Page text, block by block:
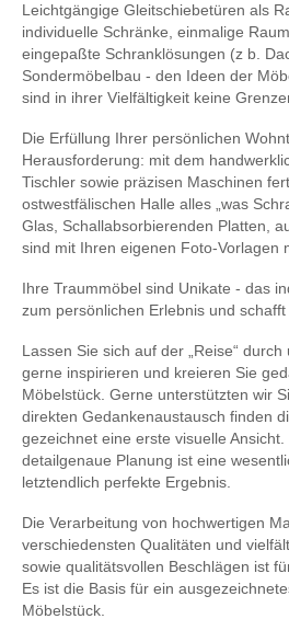
Leichtgängige Gleitschiebetüren als
individuelle Schränke, einmalige
eingepaßte Schranklösungen (z b.
Sondermöbelbau - den Ideen der
sind in ihrer Vielfältigkeit keine
Die Erfüllung Ihrer persönlichen
Herausforderung: mit dem
Tischler sowie präzisen Maschinen
ostwestfälischen Halle alles „was
Glas, Schallabsorbierenden Platten,
sind mit Ihren eigenen Foto-Vorlagen
Ihre Traummöbel sind Unikate - das
zum persönlichen Erlebnis und
Lassen Sie sich auf der „Reise“
gerne inspirieren und kreieren Sie
Möbelstück. Gerne unterstützten wir
direkten Gedankenaustausch finden
gezeichnet eine erste visuelle
detailgenaue Planung ist eine
letztendlich perfekte Ergebnis.
Die Verarbeitung von hochwertigen
verschiedensten Qualitäten und
sowie qualitätsvollen Beschlägen ist
Es ist die Basis für ein
Möbelstück.